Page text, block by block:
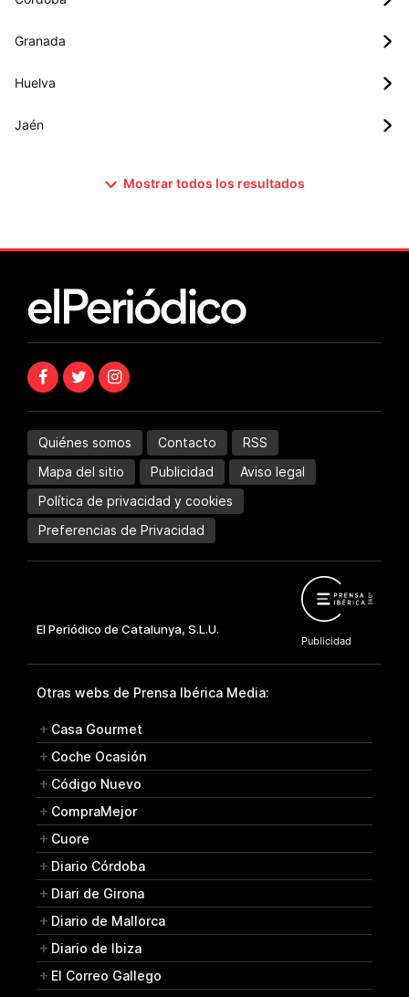
Granada
Huelva
Jaén
Mostrar todos los resultados
Quiénes somos Contacto
RSS
Mapa del sitio
Publicidad
Aviso legal
Política de privacidad y cookies
Preferencias de Privacidad
Otras webs de Prensa Ibérica Media:
Casa Gourmet
Coche Ocasión
Código Nuevo
CompraMejor
Cuore
Diario Córdoba
Diari de Girona
Diario de Mallorca
Diario de Ibiza
El Correo Gallego